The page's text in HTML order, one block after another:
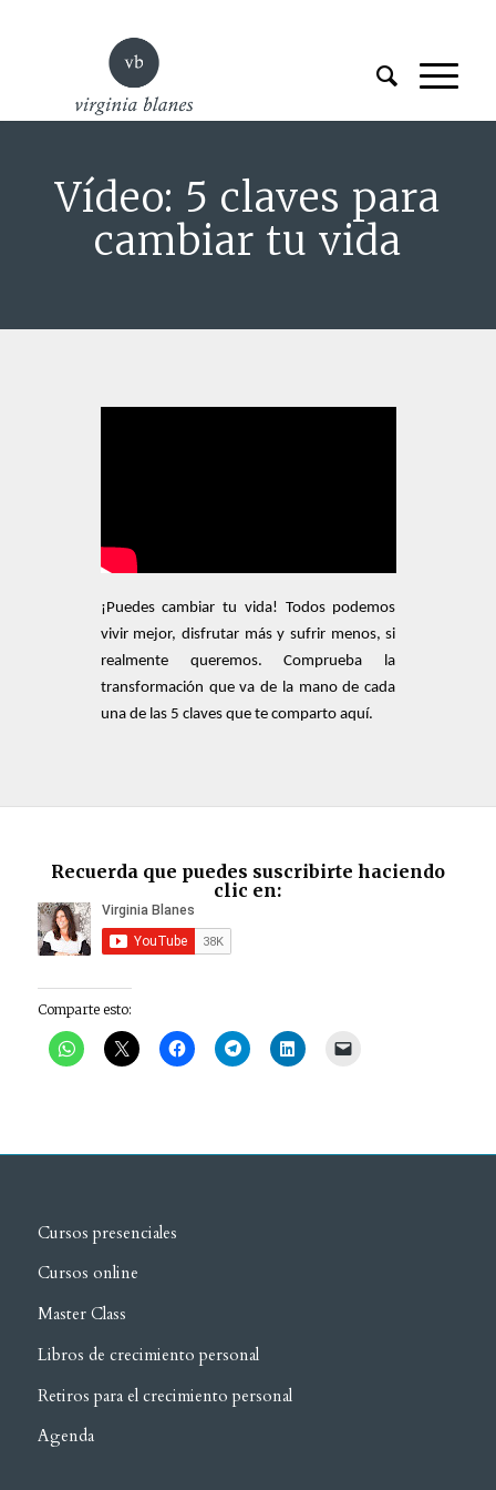
Vídeo: 5 claves para
cambiar tu vida
¡Puedes cambiar tu vida! Todos podemos
vivir mejor, disfrutar más y sufrir menos, si
realmente queremos. Comprueba la
transformación que va de la mano de cada
una de las 5 claves que te comparto aquí.
Recuerda que puedes suscribirte haciendo
clic en:
Comparte esto:
Cursos presenciales
Cursos online
Master Class
Libros de crecimiento personal
Retiros para el crecimiento personal
Agenda